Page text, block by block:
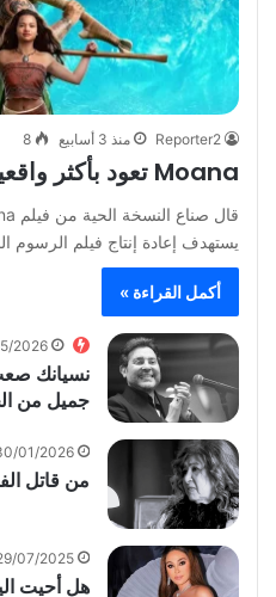
Reporter2 منذ 3 أسابيع 8
Moana تعود بأكثر واقعية!
يستهدف إعادة إنتاج فيلم الرسوم
أكمل القراءة »
2026
نسيانك
جميل من
01/2026
من قاتل
07/2025
هل أحيت